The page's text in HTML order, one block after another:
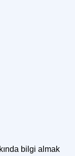
bilgi almak